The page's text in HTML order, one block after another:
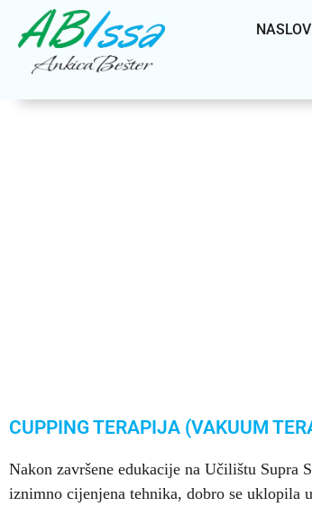
CUPPING TERAPIJA (VAKUUM
Nakon završene edukacije na Učilištu Supra
iznimno cijenjena tehnika, dobro se uklopila